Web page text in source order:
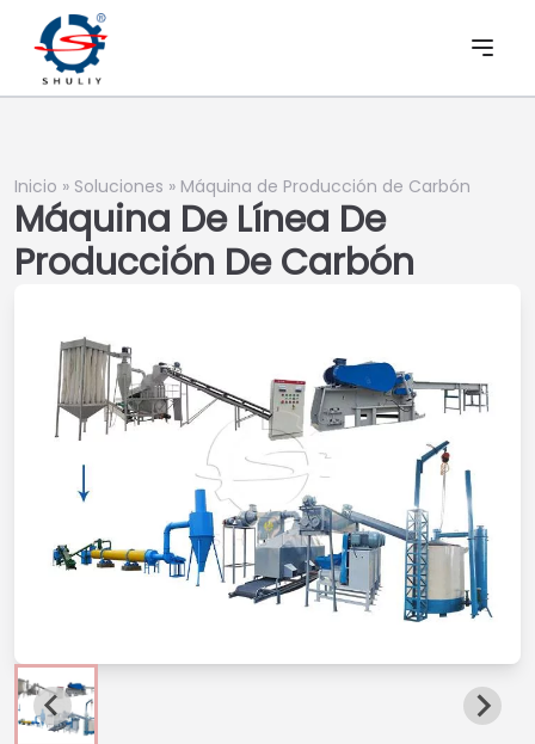
Inicio » Soluciones » Máquina de Producción de Carbón
Máquina De Línea De
Producción De Carbón